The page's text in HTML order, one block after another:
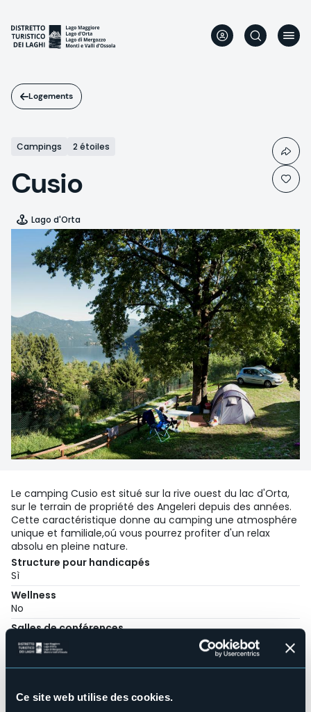
Ce site web utilise des cookies.
contenu
principal
Logements
Campings 2 étoiles
Cusio
Lago d'Orta
Le camping Cusio est situé sur la rive ouest du lac d'Orta,
sur le terrain de propriété des Angeleri depuis des années.
Cette caractéristique donne au camping une atmosphére
unique et familiale,oú vous pourrez profiter d'un relax
absolu en pleine nature.
Structure pour handicapés
Sì
Wellness
No
Salles de conférences
No
Animaux acceptés